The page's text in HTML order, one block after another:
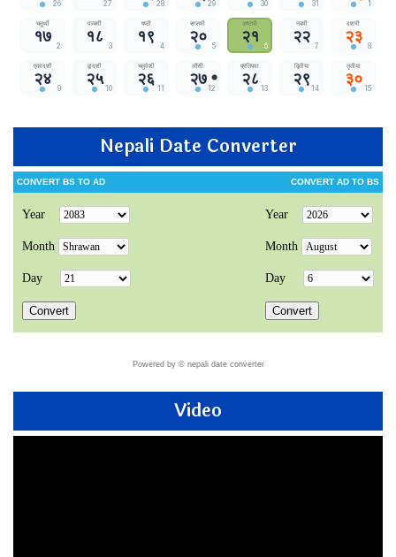
Nepali Date Converter
Powered by © nepali date converter
Video